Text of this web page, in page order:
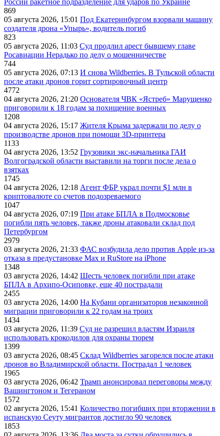
России ракетное подразделение для ударов по Украине
869
05 августа 2026, 15:01 Под Екатеринбургом взорвали машину
создателя дрона «Упырь», водитель погиб
823
05 августа 2026, 11:03 Суд продлил арест бывшему главе
Росавиации Нерадько по делу о мошенничестве
744
05 августа 2026, 07:13 И снова Wildberries. В Тульской области
после атаки дронов горит сортировочный центр
4772
04 августа 2026, 21:20 Основателя ЧВК «Ястреб» Марущенко
приговорили к 18 годам за похищение военных
1208
04 августа 2026, 15:17 Жителя Крыма задержали по делу о
производстве дронов при помощи 3D‑принтера
1133
04 августа 2026, 13:52 Грузовики экс-начальника ГАИ
Волгоградской области выставили на торги после дела о
взятках
1745
04 августа 2026, 12:18 Агент ФБР украл почти $1 млн в
криптовалюте со счетов подозреваемого
1047
04 августа 2026, 07:19 При атаке БПЛА в Подмосковье
погибли пять человек, также дроны атаковали склад под
Петербургом
2979
03 августа 2026, 21:33 ФАС возбудила дело против Apple из-за
отказа в предустановке Max и RuStore на iPhone
1348
03 августа 2026, 14:42 Шесть человек погибли при атаке
БПЛА в Архипо-Осиповке, еще 40 пострадали
2455
03 августа 2026, 14:00 На Кубани организаторов незаконной
миграции приговорили к 22 годам на троих
1434
03 августа 2026, 11:39 Суд не разрешил властям Израиля
использовать крокодилов для охраны тюрем
1399
03 августа 2026, 08:45 Склад Wildberries загорелся после атаки
дронов во Владимирской области. Пострадал 1 человек
1965
03 августа 2026, 06:42 Трамп анонсировал переговоры между
Вашингтоном и Тегераном
1572
02 августа 2026, 15:41 Количество погибших при вторжении в
испанскую Сеуту мигрантов достигло 90 человек
1853